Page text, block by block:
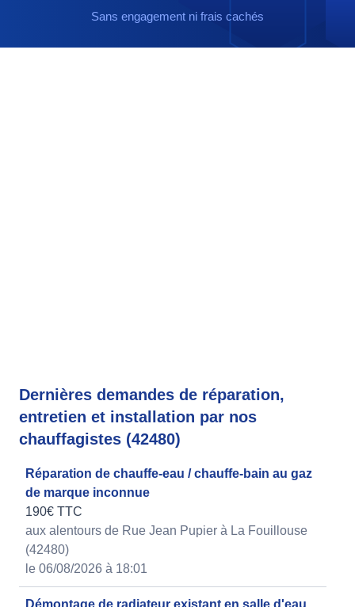
Sans engagement ni frais cachés
Dernières demandes de réparation,
entretien et installation par nos
chauffagistes (42480)
Réparation de chauffe-eau / chauffe-bain au gaz
de marque inconnue
190€ TTC
aux alentours de Rue Jean Pupier à La Fouillouse
(42480)
le 06/08/2026 à 18:01